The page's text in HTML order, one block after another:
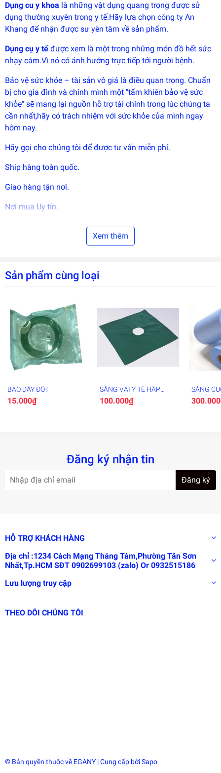
Dụng cu y khoa là những vật dụng quang trọng được sử
dụng thường xuyên trong y tế.Hãy lựa chọn công ty An
Khang để nhận được sư yên tâm về sản phẩm.
Dụng cụ y tế được xem là một trong những món đồ hết sức
nhạy cảm.Vì nó có ảnh hưởng trực tiếp tới người bệnh.
Bảo vệ sức khỏe – tài sản vô giá là điều quan trọng. Chuẩn
bị cho gia đình và chính mình một "tấm khiên bảo vệ sức
khỏe" sẽ mang lại nguồn hỗ trợ tài chính trong lúc chúng ta
cần nhất,hãy có trách nhiệm với sức khỏe của mình ngay
hôm nay.
Hãy gọi cho chúng tôi để được tư vấn miễn phí.
Ship hàng toàn quốc.
Giao hàng tận nơi.
Nơi mua Uy tín.
Sđt: 0902 699 103 - 0919 097 417 Thu
Xem thêm
Sản phẩm cùng loại
BAO DÂY ĐỐT
15.000₫
SĂNG VẢI Y TẾ HẤP
ĐƯỢC
100.000₫
SĂNG
Đăng ký nhận tin
Đăng ký
HỖ TRỢ KHÁCH HÀNG
Địa chỉ :1234 Cách Mạng Tháng Tám,Phường Tân Sơn
Nhất,Tp.HCM SĐT 0902699103 (zalo) Or 0932515186
Lưu lượng truy cập
THEO DÕI CHÚNG TÔI
© Bản quyền thuộc về EGANY | Cung cấp bởiSapo